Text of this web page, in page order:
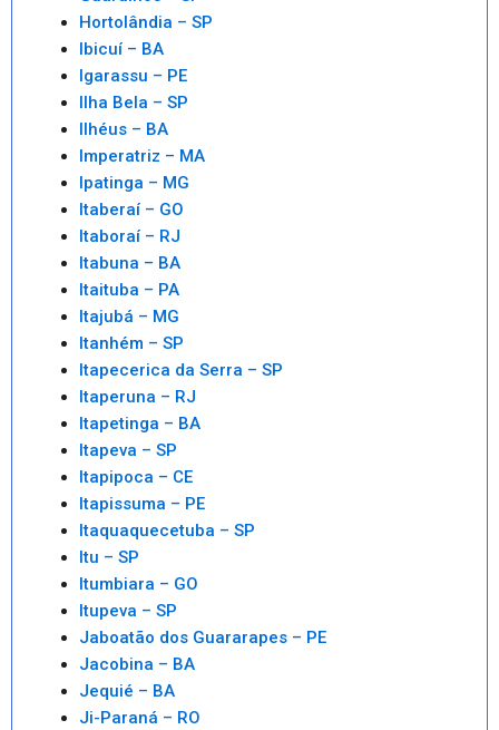
Hortolândia – SP
Ibicuí – BA
Igarassu – PE
Ilha Bela – SP
Ilhéus – BA
Imperatriz – MA
Ipatinga – MG
Itaberaí – GO
Itaboraí – RJ
Itabuna – BA
Itaituba – PA
Itajubá – MG
Itanhém – SP
Itapecerica da Serra – SP
Itaperuna – RJ
Itapetinga – BA
Itapeva – SP
Itapipoca – CE
Itapissuma – PE
Itaquaquecetuba – SP
Itu – SP
Itumbiara – GO
Itupeva – SP
Jaboatão dos Guararapes – PE
Jacobina – BA
Jequié – BA
Ji-Paraná – RO